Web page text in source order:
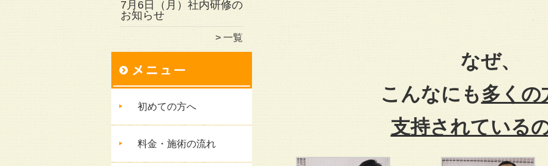
7月6日（月）社内研修の
お知らせ
一覧
初めての方へ
料金・施術の流れ
なぜ、
こんなにも多くの
支持されている